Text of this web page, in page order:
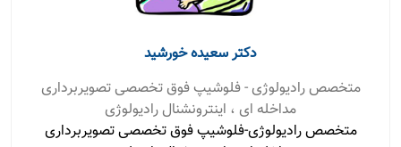
دکتر سعیده خورشید
متخصص رادیولوژی - فلوشیپ فوق تخصصی تصویربرداری
مداخله ای ، اینترونشنال رادیولوژی
متخصص رادیولوژی-فلوشیپ فوق تخصصی تصویربرداری